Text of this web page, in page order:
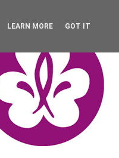
LEARN MORE GOT IT